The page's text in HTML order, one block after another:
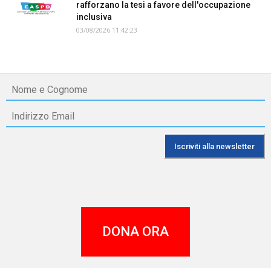
rafforzano la tesi a favore dell'occupazione
inclusiva
03/08/2026 11:42:23
DONA ORA